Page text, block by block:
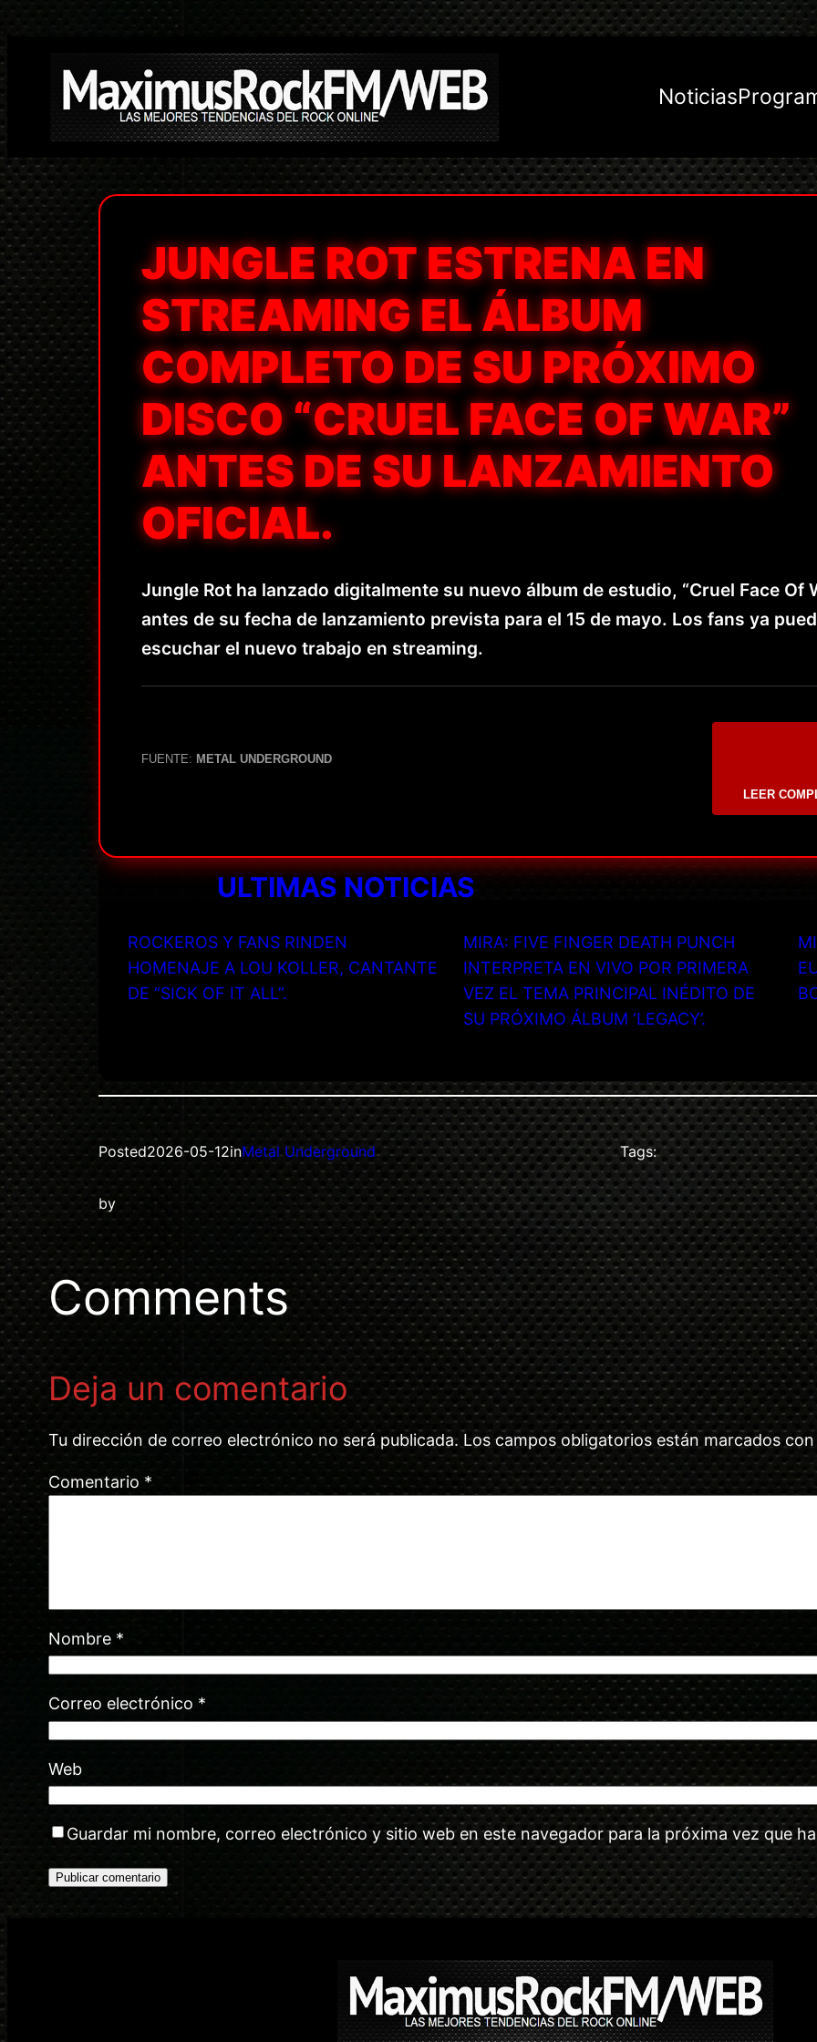
contenido
Noticias
JUNGLE ROT ESTRENA EN
STREAMING EL ÁLBUM
COMPLETO DE SU PRÓXIMO
DISCO “CRUEL FACE OF WAR”
ANTES DE SU LANZAMIENTO
OFICIAL.
Jungle Rot ha lanzado digitalmente su nuevo álbum de estudio, “Cruel Face Of
antes de su fecha de lanzamiento prevista para el 15 de mayo. Los fans ya
escuchar el nuevo trabajo en streaming.
FUENTE: METAL UNDERGROUND
LEER
ULTIMAS NOTICIAS
ROCKEROS Y FANS RINDEN
HOMENAJE A LOU KOLLER, CANTANTE
DE “SICK OF IT ALL”.
MIRA: FIVE FINGER DEATH PUNCH
INTERPRETA EN VIVO POR PRIMERA
VEZ EL TEMA PRINCIPAL INÉDITO DE
SU PRÓXIMO ÁLBUM ‘LEGACY’.
Posted2026-05-12inMetal Underground
by
Tags:
Comments
Deja un comentario
Tu dirección de correo electrónico no será publicada. Los campos obligatorios están marcados
Comentario *
Nombre *
Correo electrónico *
Web
Guardar mi nombre, correo electrónico y sitio web en este navegador para la próxima vez que